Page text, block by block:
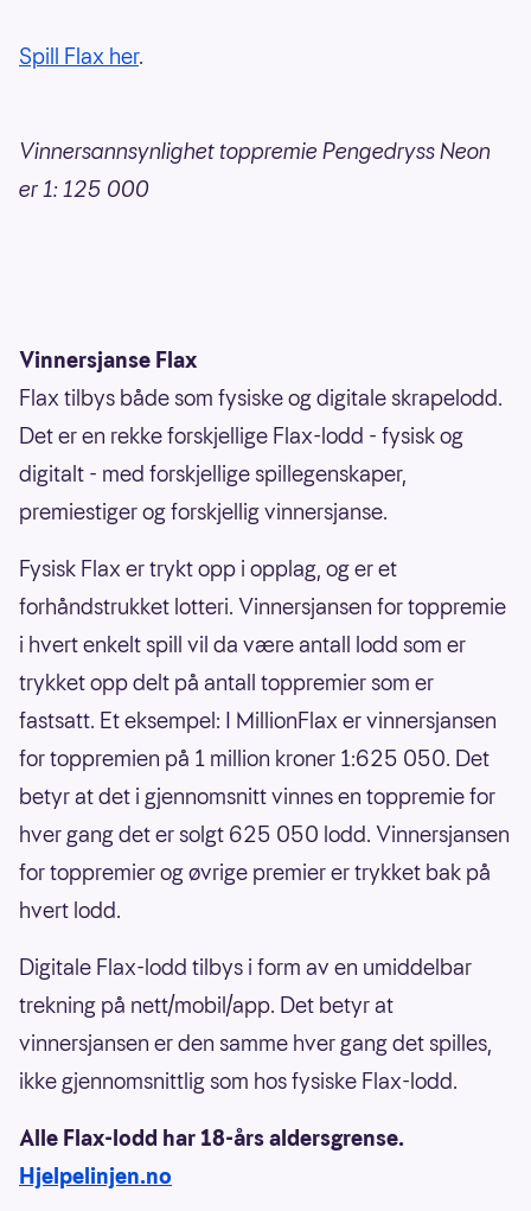
Spill Flax her.
Vinnersannsynlighet toppremie Pengedryss Neon
er 1: 125 000
Vinnersjanse Flax
Flax tilbys både som fysiske og digitale skrapelodd.
Det er en rekke forskjellige Flax-lodd - fysisk og
digitalt - med forskjellige spillegenskaper,
premiestiger og forskjellig vinnersjanse.
Fysisk Flax er trykt opp i opplag, og er et
forhåndstrukket lotteri. Vinnersjansen for toppremie
i hvert enkelt spill vil da være antall lodd som er
trykket opp delt på antall toppremier som er
fastsatt. Et eksempel: I MillionFlax er vinnersjansen
for toppremien på 1 million kroner 1:625 050. Det
betyr at det i gjennomsnitt vinnes en toppremie for
hver gang det er solgt 625 050 lodd. Vinnersjansen
for toppremier og øvrige premier er trykket bak på
hvert lodd.
Digitale Flax-lodd tilbys i form av en umiddelbar
trekning på nett/mobil/app. Det betyr at
vinnersjansen er den samme hver gang det spilles,
ikke gjennomsnittlig som hos fysiske Flax-lodd.
Alle Flax-lodd har 18-års aldersgrense.
Hjelpelinjen.no